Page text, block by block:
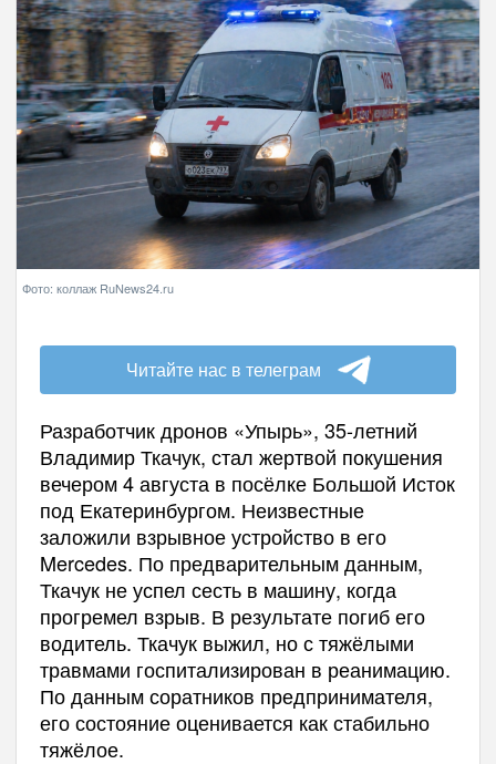
Фото: коллаж RuNews24.ru
Читайте нас в телеграм
Разработчик дронов «Упырь», 35-летний
Владимир Ткачук, стал жертвой покушения
вечером 4 августа в посёлке Большой Исток
под Екатеринбургом. Неизвестные
заложили взрывное устройство в его
Mercedes. По предварительным данным,
Ткачук не успел сесть в машину, когда
прогремел взрыв. В результате погиб его
водитель. Ткачук выжил, но с тяжёлыми
травмами госпитализирован в реанимацию.
По данным соратников предпринимателя,
его состояние оценивается как стабильно
тяжёлое.